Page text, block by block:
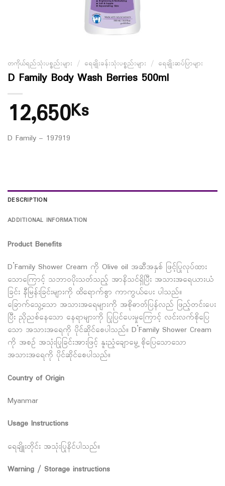
တကိုယ်ရည်သုံးပစ္စည်းများ / ရေချိုးခန်းသုံးပစ္စည်းများ / ရေချိုးဆပ်ပြာများ
D Family Body Wash Berries 500ml
12,650Ks
D Family – 197919
DESCRIPTION
ADDITIONAL INFORMATION
Product Benefits
D’Family Shower Cream ကို Olive oil အဆီအနှစ် ဖြင့်ပြုလုပ်ထား
သောကြောင့် သဘာဝပိုးသတ်သည့် အာနိသင်ရှိပြီး အသားအရေယားယံ
ခြင်း နီမြန်းခြင်းများကို ထိရောက်စွာ ကာကွယ်ပေး ပါသည်။
ခြောက်သွေ့သော အသားအရေများကို အစိုဓာတ်ပြန်လည် ဖြည့်တင်းပေး
ပြီး ညိုညစ်နေသော နေရာများကို ပြုပြင်ပေးမှုကြောင့် လင်းလက်စိုပြေ
သော အသားအရေကို ပိုင်ဆိုင်စေပါသည်။ D’Family Shower Cream
ကို အစဉ် အသုံးပြုခြင်းအားဖြင့် နူးညံ့ချောမွေ့ စိုပြေသောသော
အသားအရေကို ပိုင်ဆိုင်စေပါသည်။
Country of Origin
Myanmar
Usage Instructions
ရေချိူးတိုင်း အသုံးပြုနိင်ပါသည်။
Warning / Storage instructions